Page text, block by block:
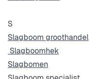
S
Slagboom groothandel
Slagboomhek
Slagbomen